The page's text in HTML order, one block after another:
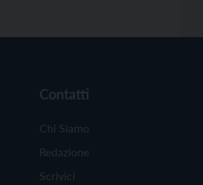
Contatti
Chi Siamo
Redazione
Scrivici